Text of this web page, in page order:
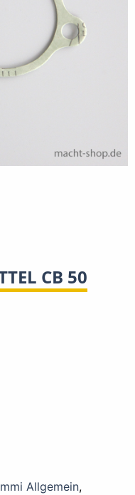
CB 50
Allgemein,